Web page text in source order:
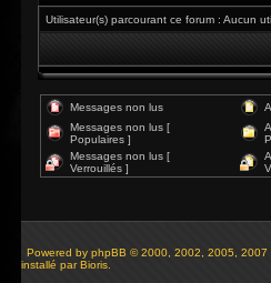
Utilisateur(s) parcourant ce forum : Aucun
Messages non lus
Messages non lus [
Populaires ]
Messages non lus [
Verrouillés ]
Powered by phpBB © 2000, 2002, 2005, 2007
installé par Bioris.